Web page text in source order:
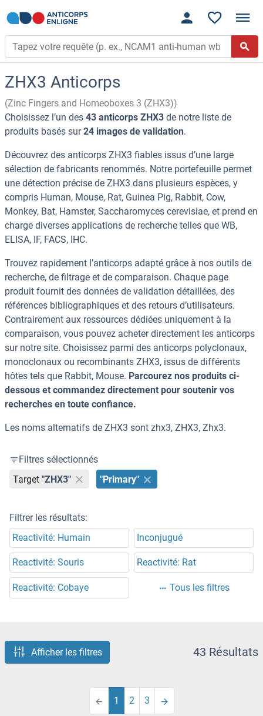
ZHX3 Anticorps
(Zinc Fingers and Homeoboxes 3 (ZHX3))
Choisissez l’un des 43 anticorps ZHX3 de notre liste de
produits basés sur24 images de validation.
Découvrez des anticorps ZHX3 fiables issus d’une large
sélection de fabricants renommés. Notre portefeuille permet
une détection précise de ZHX3 dans plusieurs espèces, y
compris Human, Mouse, Rat, Guinea Pig, Rabbit, Cow,
Monkey, Bat, Hamster, Saccharomyces cerevisiae, et prend en
charge diverses applications de recherche telles que WB,
ELISA, IF, FACS, IHC.
Trouvez rapidement l’anticorps adapté grâce à nos outils de
recherche, de filtrage et de comparaison. Chaque page
produit fournit des données de validation détaillées, des
références bibliographiques et des retours d’utilisateurs.
Contrairement aux ressources dédiées uniquement à la
comparaison, vous pouvez acheter directement les anticorps
sur notre site. Choisissez parmi des anticorps polyclonaux,
monoclonaux ou recombinants ZHX3, issus de différents
hôtes tels que Rabbit, Mouse. Parcourez nos produits ci-
dessous et commandez directement pour soutenir vos
recherches en toute confiance.
Les noms alternatifs de ZHX3 sont zhx3, ZHX3, Zhx3.
Filtres sélectionnés
Target "ZHX3" "Primary"
Filtrer les résultats:
Reactivité: Humain
Inconjugué
Reactivité: Souris Reactivité: Rat
Reactivité: Cobaye Tous les filtres
Afficher les filtres 43 Résultats
1 2 3